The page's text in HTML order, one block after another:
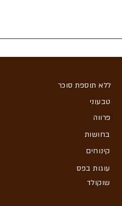
ללא תוספת סוכר
טבעוני
פרווה
בחושות
קינוחים
שוקולד
עוגות בפס